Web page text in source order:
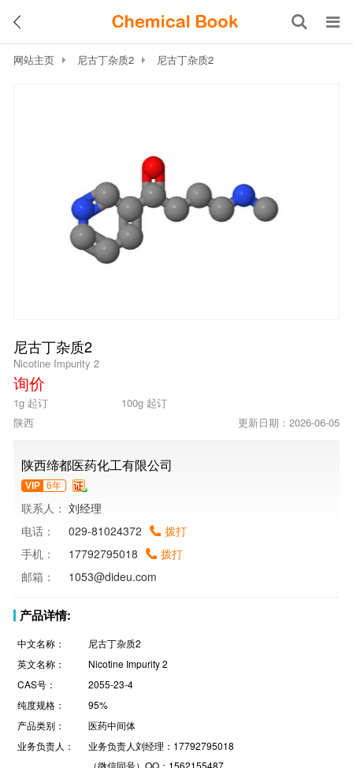
网站主页 尼古丁杂质2 尼古丁杂质2
尼古丁杂质2
Nicotine Impurity 2
询价
1g 起订
100g 起订
陕西
更新日期：2026-06-05
陕西缔都医药化工有限公司
VIP 6年
联系人： 刘经理
电话：
029-81024372
拨打
手机：
17792795018
拨打
邮箱：
1053@dideu.com
产品详情:
中文名称：
尼古丁杂质2
英文名称：
Nicotine Impurity 2
CAS号：
2055-23-4
纯度规格：
95%
产品类别：
医药中间体
业务负责人：
业务负责人刘经理：17792795018
（微信同号）QQ：1562155487